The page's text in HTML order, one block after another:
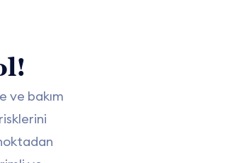
ve bakım